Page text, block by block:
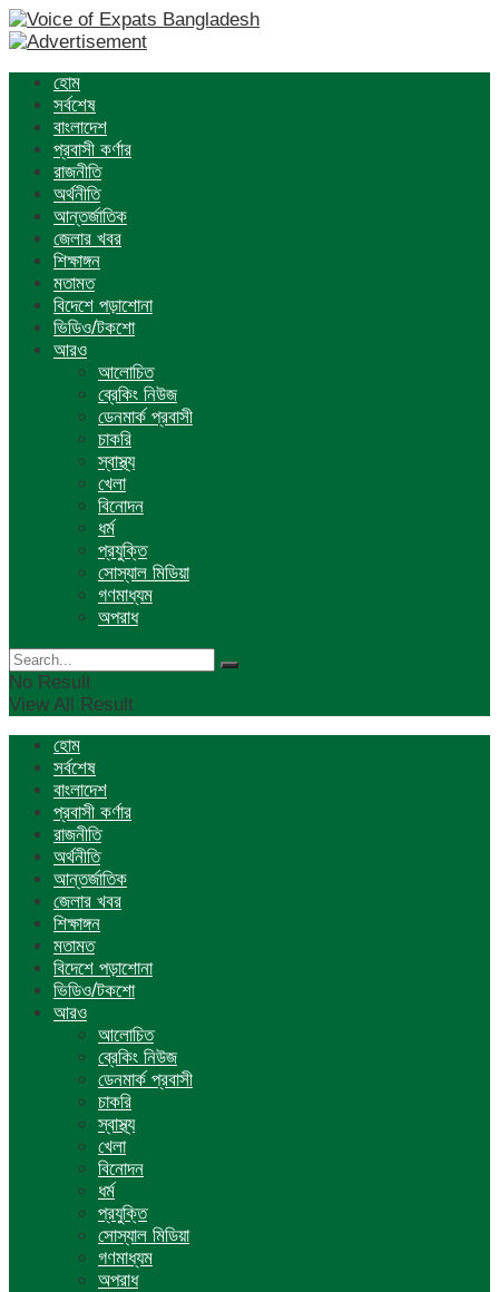
হোম
সর্বশেষ
বাংলাদেশ
প্রবাসী কর্ণার
রাজনীতি
অর্থনীতি
আন্তর্জাতিক
জেলার খবর
শিক্ষাঙ্গন
মতামত
বিদেশে পড়াশোনা
ভিডিও/টকশো
আরও
আলোচিত
ব্রেকিং নিউজ
ডেনমার্ক প্রবাসী
চাকরি
স্বাস্থ্য
খেলা
বিনোদন
ধর্ম
প্রযুক্তি
সোস্যাল মিডিয়া
গণমাধ্যম
অপরাধ
No Result
View All Result
হোম
সর্বশেষ
বাংলাদেশ
প্রবাসী কর্ণার
রাজনীতি
অর্থনীতি
আন্তর্জাতিক
জেলার খবর
শিক্ষাঙ্গন
মতামত
বিদেশে পড়াশোনা
ভিডিও/টকশো
আরও
আলোচিত
ব্রেকিং নিউজ
ডেনমার্ক প্রবাসী
চাকরি
স্বাস্থ্য
খেলা
বিনোদন
ধর্ম
প্রযুক্তি
সোস্যাল মিডিয়া
গণমাধ্যম
অপরাধ